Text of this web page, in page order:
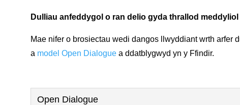
Dulliau anfeddygol o ran delio gyda thrallod meddyliol
Mae nifer o brosiectau wedi dangos llwyddiant wrth arfer
a model Open Dialoguea ddatblygwyd yn y Ffindir.
Open Dialogue